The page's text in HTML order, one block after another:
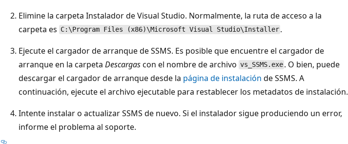
Elimine la carpeta Instalador de Visual Studio. Normalmente, la ruta de acceso a la
carpeta es C:\Program Files (x86)\Microsoft Visual Studio\Installer .
Ejecute el cargador de arranque de SSMS. Es posible que encuentre el cargador de
arranque en la carpeta Descargascon el nombre de archivo vs_SSMS.exe . O bien, puede
descargar el cargador de arranque desde la página de instalación de SSMS. A
continuación, ejecute el archivo ejecutable para restablecer los metadatos de instalación.
Intente instalar o actualizar SSMS de nuevo. Si el instalador sigue produciendo un error,
informe el problema al soporte.